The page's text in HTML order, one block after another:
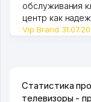
обслуживания
центр как
Vip Brand
Статистика
телевизоры -